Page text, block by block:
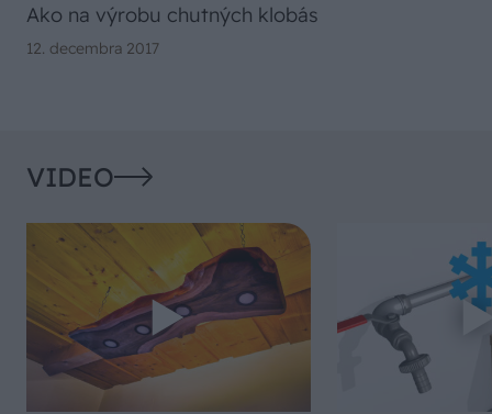
Ako na výrobu chutných klobás
12. decembra 2017
VIDEO